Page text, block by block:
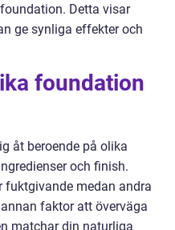
Detta visar
ge synliga effekter och
foundation
åt beroende på olika
och finish.
fuktgivande medan andra
faktor att överväga
matchar din naturliga